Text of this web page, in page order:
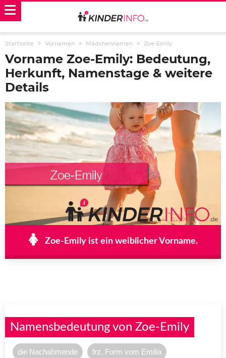
Startseite Vornamen Mädchennamen Zoe-Emily
Vorname Zoe-Emily: Bedeutung,
Herkunft, Namenstage & weitere
Details
Zoe-Emily ist ein weiblicher Vorname.
Namensbedeutung von Zoe-Emily
die Nachahmende frz. Form vom Emilia